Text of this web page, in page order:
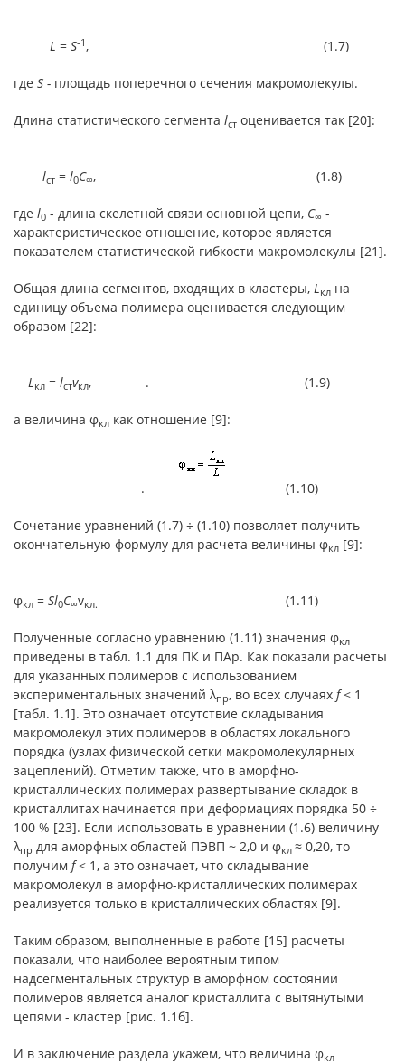
L = S-1, (1.7)
где S - площадь поперечного сечения макромолекулы.
Длина статистического сегмента lст оценивается так [20]:
lст = l0C∞, (1.8)
где l0 - длина скелетной связи основной цепи, С∞ -
характеристическое отношение, которое является
показателем статистической гибкости макромолекулы [21].
Общая длина сегментов, входящих в кластеры, Lкл на
единицу объема полимера оценивается следующим
образом [22]:
Lкл = lстvкл, . (1.9)
а величина φкл как отношение [9]:
. (1.10)
Сочетание уравнений (1.7) ÷ (1.10) позволяет получить
окончательную формулу для расчета величины φкл [9]:
φкл = Sl0C∞vкл. (1.11)
Полученные согласно уравнению (1.11) значения φкл
приведены в табл. 1.1 для ПК и ПАр. Как показали расчеты
для указанных полимеров с использованием
экспериментальных значений λпр, во всех случаях f< 1
[табл. 1.1]. Это означает отсутствие складывания
макромолекул этих полимеров в областях локального
порядка (узлах физической сетки макромолекулярных
зацеплений). Отметим также, что в аморфно-
кристаллических полимерах развертывание складок в
кристаллитах начинается при деформациях порядка 50 ÷
100 % [23]. Если использовать в уравнении (1.6) величину
λпр для аморфных областей ПЭВП ~ 2,0 и φкл ≈ 0,20, то
получим f< 1, а это означает, что складывание
макромолекул в аморфно-кристаллических полимерах
реализуется только в кристаллических областях [9].
Таким образом, выполненные в работе [15] расчеты
показали, что наиболее вероятным типом
надсегментальных структур в аморфном состоянии
полимеров является аналог кристаллита с вытянутыми
цепями - кластер [рис. 1.1б].
И в заключение раздела укажем, что величина φкл